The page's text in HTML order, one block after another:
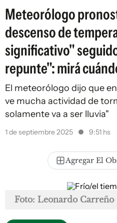
Meteorólogo
descenso de
significativo"
repunte": mirá
El meteorólogo dijo que
ve mucha actividad de
solamente va a ser lluvia"
1 de septiembre 2025 9:51 hs
Agregar El
Foto: Leonardo Carreño